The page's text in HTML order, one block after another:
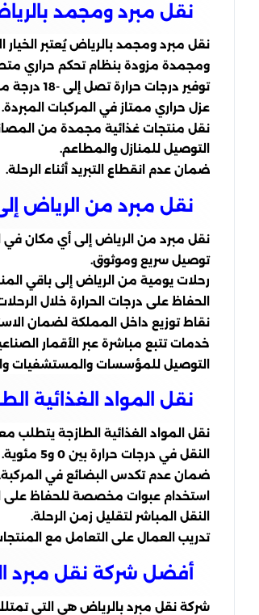
نقل مبرد ومجمد
نقل مبرد ومجمد بالرياض يُعتبر
ومجمدة مزودة بنظام تحكم حراري
توفير درجات حرارة تصل إلى -18 درجة مئوية.
عزل حراري ممتاز في المركبات المبردة.
نقل منتجات غذائية مجمدة من
التوصيل للمنازل والمطاعم.
ضمان عدم انقطاع التبريد أثناء الرحلة.
نقل مبرد من الرياض
نقل مبرد من الرياض إلى أي مكان في
توصيل سريع وموثوق.
رحلات يومية من الرياض إلى باقي
الحفاظ على درجات الحرارة خلال
نقاط توزيع داخل المملكة لضمان
خدمات تتبع مباشرة عبر الأقمار
التوصيل للمؤسسات والمستشفيات
نقل المواد الغذائية
نقل المواد الغذائية الطازجة
النقل في درجات حرارة بين 0 و5 مئوية.
ضمان عدم تكدس البضائع في
استخدام عبوات مخصصة للحفاظ على
النقل المباشر لتقليل زمن الرحلة.
تدريب العمال على التعامل مع
أفضل شركة نقل مبرد
شركة نقل مبرد بالرياض هي التي تمتلك